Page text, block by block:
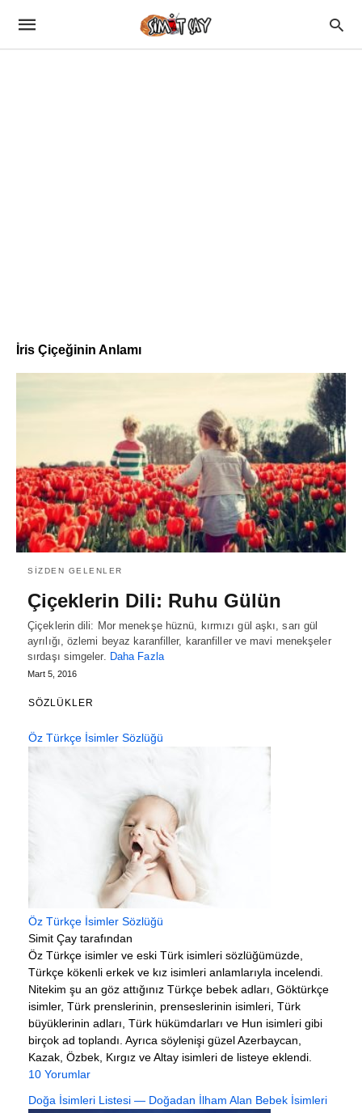
İris Çiçeğinin Anlamı
SIZDEN GELENLER
Çiçeklerin Dili: Ruhu Gülün
Çiçeklerin dili: Mor menekşe hüznü, kırmızı gül aşkı, sarı gül
ayrılığı, özlemi beyaz karanfiller, karanfiller ve mavi menekşeler
sırdaşı simgeler. Daha Fazla
Mart 5, 2016
SÖZLÜKLER
Öz Türkçe İsimler Sözlüğü
Öz Türkçe İsimler Sözlüğü
Simit Çay tarafından
Öz Türkçe isimler ve eski Türk isimleri sözlüğümüzde,
Türkçe kökenli erkek ve kız isimleri anlamlarıyla incelendi.
Nitekim şu an göz attığınız Türkçe bebek adları, Göktürkçe
isimler, Türk prenslerinin, prenseslerinin isimleri, Türk
büyüklerinin adları, Türk hükümdarları ve Hun isimleri gibi
birçok ad toplandı. Ayrıca söylenişi güzel Azerbaycan,
Kazak, Özbek, Kırgız ve Altay isimleri de listeye eklendi.
10 Yorumlar
Doğa İsimleri Listesi — Doğadan İlham Alan Bebek İsimleri